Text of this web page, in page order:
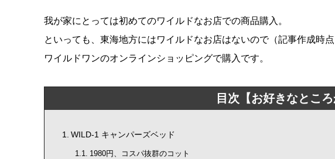
我が家にとっては初めてのワイルドなお店での商品購入。
といっても、東海地方にはワイルドなお店はないので（記事作成時点
ワイルドワンのオンラインショッピングで購入です。
目次【お好きなところ
WILD-1 キャンパーズベッド
1980円、コスパ抜群のコット